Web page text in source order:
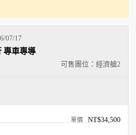
07/17
可售團位：經濟艙2
專車專導
NT$34,500